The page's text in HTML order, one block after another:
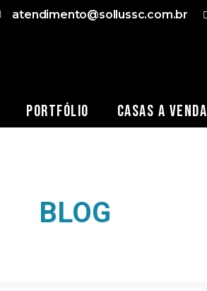
atendimento@sollussc.com.br
Portfólio Casas a Venda
BLOG